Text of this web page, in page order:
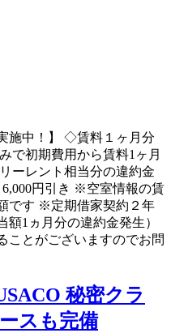
施中！】 ◇賃料１ヶ月分
で初期費用から賃料1ヶ月
ーレント相当分の違約金
円引き ※空室情報の賃
です ※定期借家契約２年
額1ヵ月分の違約金発生）
ことがございますのでお問
秘密クラ
スも完備